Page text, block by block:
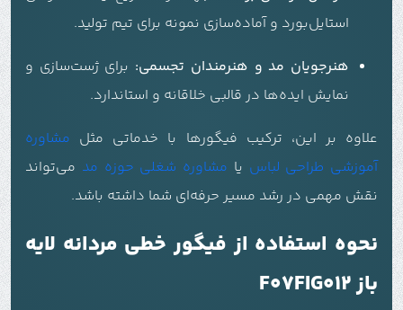
استایل‌بورد و آماده‌سازی نمونه برای تیم تولید.
هنرجویان مد و هنرمندان تجسمی: برای ژست‌سازی و
نمایش ایده‌ها در قالبی خلاقانه و استاندارد.
علاوه بر این، ترکیب فیگورها با خدماتی مثل مشاوره
آموزشی طراحی لباس یا مشاوره شغلی حوزه مد می‌تواند
نقش مهمی در رشد مسیر حرفه‌ای شما داشته باشد.
نحوه استفاده از فیگور خطی مردانه لایه
باز F07FIG012